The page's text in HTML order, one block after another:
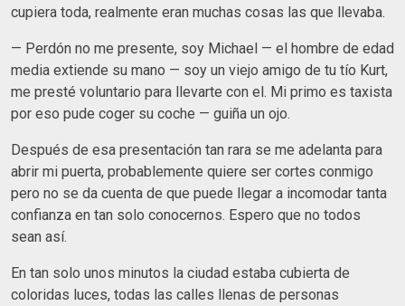
cupiera toda, realmente eran muchas cosas las que llevaba.
— Perdón no me presente, soy Michael — el hombre de edad
media extiende su mano — soy un viejo amigo de tu tío Kurt,
me presté voluntario para llevarte con el. Mi primo es taxista
por eso pude coger su coche — guiña un ojo.
Después de esa presentación tan rara se me adelanta para
abrir mi puerta, probablemente quiere ser cortes conmigo
pero no se da cuenta de que puede llegar a incomodar tanta
confianza en tan solo conocernos. Espero que no todos
sean así.
En tan solo unos minutos la ciudad estaba cubierta de
coloridas luces, todas las calles llenas de personas